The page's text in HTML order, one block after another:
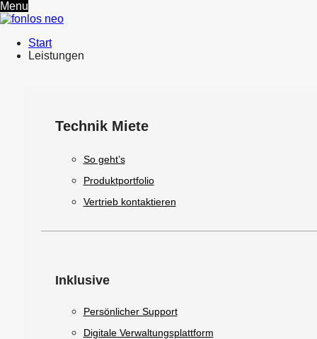
Menu
Start
Leistungen
Technik Miete
So geht’s
Produktportfolio
Vertrieb kontaktieren
Inklusive
Persönlicher Support
Digitale Verwaltungsplattform